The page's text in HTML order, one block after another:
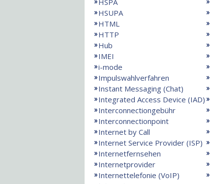
HSUPA
HTML
HTTP
Hub
IMEI
i-mode
Impulswahlverfahren
Instant Messaging (Chat)
Integrated Access Device (IAD)
Interconnectiongebühr
Interconnectionpoint
Internet by Call
Internet Service Provider (ISP)
Internetfernsehen
Internetprovider
Internettelefonie (VoIP)